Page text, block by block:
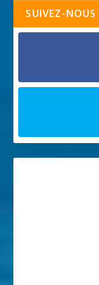
SUIVEZ-NOUS